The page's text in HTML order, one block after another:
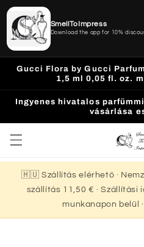
Ugrás a
tartalomhoz
Gucci Flora by Gucci
1,5 ml 0,05 fl. oz.
Ingyenes hivatalos
vásárlása
🇭🇺 Szállítás elérhető ·
szállítás 11,50 € · Szállítási
munkanapon belül
SmellToImpress
Download the app for 10%